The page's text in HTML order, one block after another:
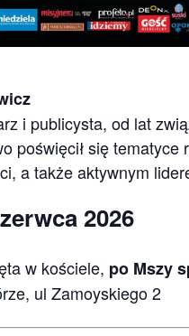
i publicysta, od lat
poświęcił się
a także aktywnym
2026
w kościele, po Mszy
ul Zamoyskiego 2